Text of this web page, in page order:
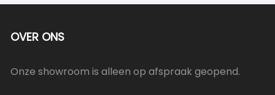
OVER ONS
Onze showroom is alleen op afspraak geopend.